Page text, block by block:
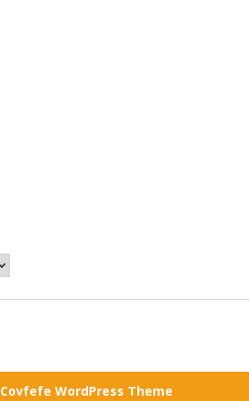
Covfefe WordPress Theme